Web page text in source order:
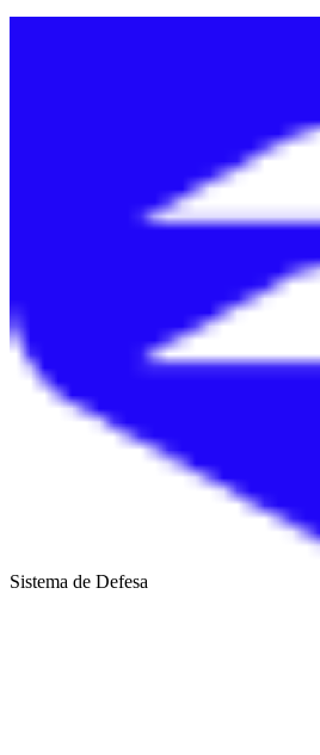
Sistema de Defesa